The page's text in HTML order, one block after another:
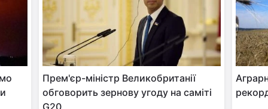
Прем'єр-міністр Великобританії
обговорить зернову угоду на саміті
G20